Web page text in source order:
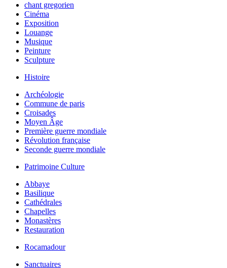
chant gregorien
Cinéma
Exposition
Louange
Musique
Peinture
Sculpture
Histoire
Archéologie
Commune de paris
Croisades
Moyen Âge
Première guerre mondiale
Révolution française
Seconde guerre mondiale
Patrimoine Culture
Abbaye
Basilique
Cathédrales
Chapelles
Monastères
Restauration
Rocamadour
Sanctuaires